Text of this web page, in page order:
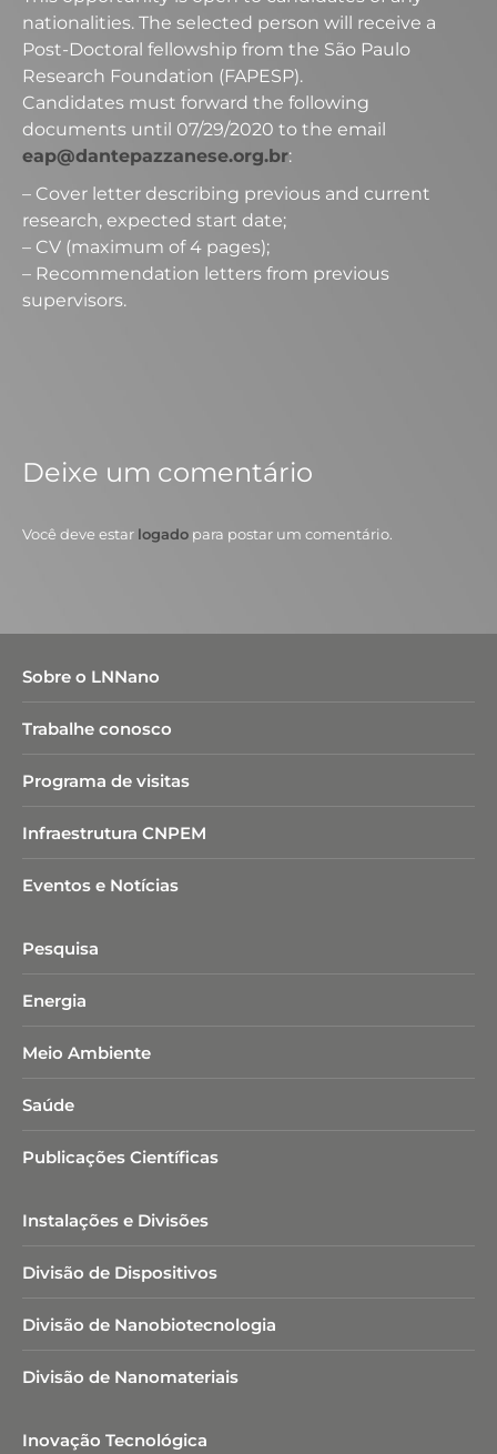
nationalities. The selected person will receive a
Post-Doctoral fellowship from the São Paulo
Research Foundation (FAPESP).
Candidates must forward the following
documents until 07/29/2020 to the email
eap@dantepazzanese.org.br:
– Cover letter describing previous and current
research, expected start date;
– CV (maximum of 4 pages);
– Recommendation letters from previous
supervisors.
Deixe um comentário
Você deve estar logado para postar um comentário.
Sobre o LNNano
Trabalhe conosco
Programa de visitas
Infraestrutura CNPEM
Eventos e Notícias
Pesquisa
Energia
Meio Ambiente
Saúde
Publicações Científicas
Instalações e Divisões
Divisão de Dispositivos
Divisão de Nanobiotecnologia​
Divisão de Nanomateriais
Inovação Tecnológica